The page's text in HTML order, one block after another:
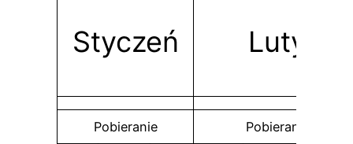
Styczeń Luty
Pobieranie Pobieranie